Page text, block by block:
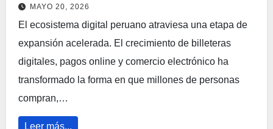
MAYO 20, 2026
El ecosistema digital peruano atraviesa una etapa de
expansión acelerada. El crecimiento de billeteras
digitales, pagos online y comercio electrónico ha
transformado la forma en que millones de personas
compran,…
Leer más...